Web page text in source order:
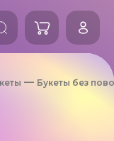
Букеты без